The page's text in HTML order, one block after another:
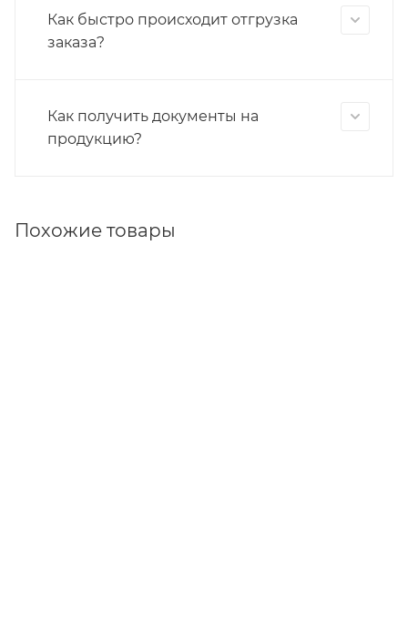
Как быстро происходит отгрузка
заказа?
Как получить документы на
продукцию?
Похожие товары